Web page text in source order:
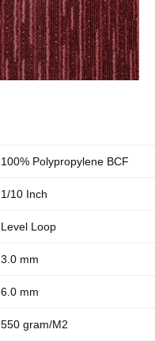
100% Polypropylene BCF
1/10 Inch
Level Loop
3.0 mm
6.0 mm
550 gram/M2